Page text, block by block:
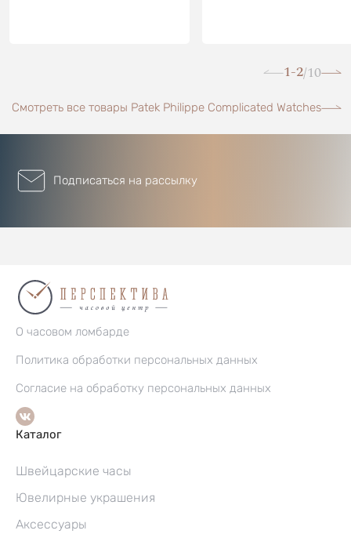
1-2/10
Смотреть все товары Patek Philippe Complicated Watches
Подписаться на рассылку
О часовом ломбарде
Политика обработки персональных данных
Согласие на обработку персональных данных
Каталог
Швейцарские часы
Ювелирные украшения
Аксессуары